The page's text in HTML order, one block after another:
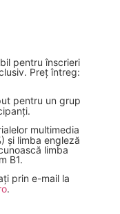
pentru înscrieri
Preț întreg:
pentru un grup
multimedia
și limba engleză
limba
B1.
prin e-mail la
.